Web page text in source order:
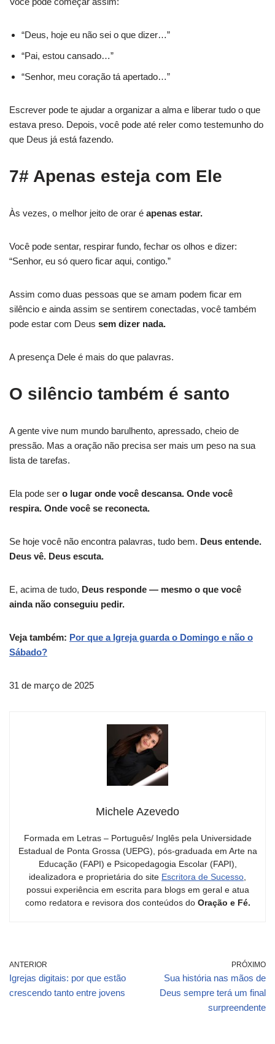
“Deus, hoje eu não sei o que dizer…”
“Pai, estou cansado…”
“Senhor, meu coração tá apertado…”
Escrever pode te ajudar a organizar a alma e liberar tudo o que
estava preso. Depois, você pode até reler como testemunho do
que Deus já está fazendo.
7# Apenas esteja com Ele
Às vezes, o melhor jeito de orar é apenas estar.
Você pode sentar, respirar fundo, fechar os olhos e dizer:
“Senhor, eu só quero ficar aqui, contigo.”
Assim como duas pessoas que se amam podem ficar em
silêncio e ainda assim se sentirem conectadas, você também
pode estar com Deus sem dizer nada.
A presença Dele é mais do que palavras.
O silêncio também é santo
A gente vive num mundo barulhento, apressado, cheio de
pressão. Mas a oração não precisa ser mais um peso na sua
lista de tarefas.
Ela pode ser o lugar onde você descansa. Onde você
respira. Onde você se reconecta.
Se hoje você não encontra palavras, tudo bem. Deus entende.
Deus vê. Deus escuta.
E, acima de tudo, Deus responde — mesmo o que você
ainda não conseguiu pedir.
Veja também: Por que a Igreja guarda o Domingo e não o
Sábado?
31 de março de 2025
Michele Azevedo
Formada em Letras – Português/ Inglês pela Universidade
Estadual de Ponta Grossa (UEPG), pós-graduada em Arte na
Educação (FAPI) e Psicopedagogia Escolar (FAPI),
idealizadora e proprietária do site Escritora de Sucesso
possui experiência em escrita para blogs em geral e atua
como redatora e revisora dos conteúdos do Oração e Fé.
ANTERIOR
Igrejas digitais: por que estão
crescendo tanto entre jovens
PRÓXIMO
Sua história nas mãos de
Deus sempre terá um final
surpreendente